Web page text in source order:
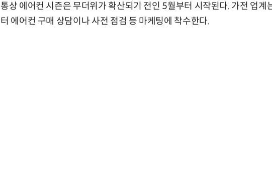
통상 에어컨 시즌은 무더위가 확산되기 전인 5월부터 시작된다. 가전 업
터 에어컨 구매 상담이나 사전 점검 등 마케팅에 착수한다.